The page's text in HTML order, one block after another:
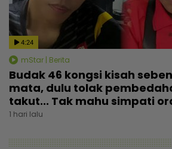
4:24
mStar | Berita
Budak 46 kongsi kisah
mata, dulu tolak
takut... Tak mahu simpati
1 hari lalu